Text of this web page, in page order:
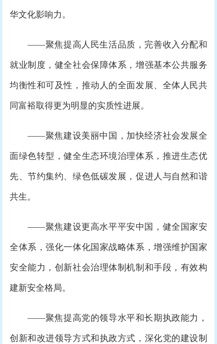
华文化影响力。
——聚焦提高人民生活品质，完善收入分配和
就业制度，健全社会保障体系，增强基本公共服务
均衡性和可及性，推动人的全面发展、全体人民共
同富裕取得更为明显的实质性进展。
——聚焦建设美丽中国，加快经济社会发展全
面绿色转型，健全生态环境治理体系，推进生态优
先、节约集约、绿色低碳发展，促进人与自然和谐
共生。
——聚焦建设更高水平平安中国，健全国家安
全体系，强化一体化国家战略体系，增强维护国家
安全能力，创新社会治理体制机制和手段，有效构
建新安全格局。
——聚焦提高党的领导水平和长期执政能力，
创新和改进领导方式和执政方式，深化党的建设制